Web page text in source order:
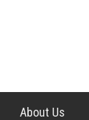
About Us